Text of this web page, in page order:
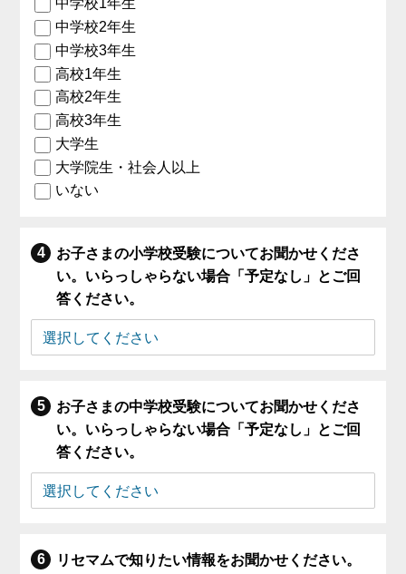
中学校1年生
中学校2年生
中学校3年生
高校1年生
高校2年生
高校3年生
大学生
大学院生・社会人以上
いない
お子さまの小学校受験についてお聞かせくださ
い。いらっしゃらない場合「予定なし」とご回
答ください。
お子さまの中学校受験についてお聞かせくださ
い。いらっしゃらない場合「予定なし」とご回
答ください。
リセマムで知りたい情報をお聞かせください。